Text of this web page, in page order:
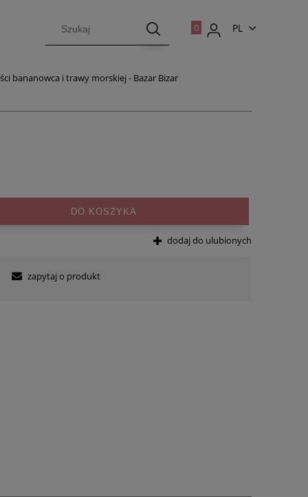
PL
bananowca i trawy morskiej - Bazar Bizar
DO KOSZYKA
dodaj do ulubionych
zapytaj o produkt